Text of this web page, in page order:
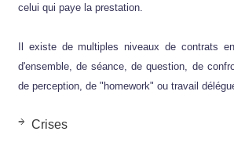
celui qui paye la prestation.
Il existe de multiples niveaux de contrats
d'ensemble, de séance, de question, de
de perception, de "homework" ou travail
Crises